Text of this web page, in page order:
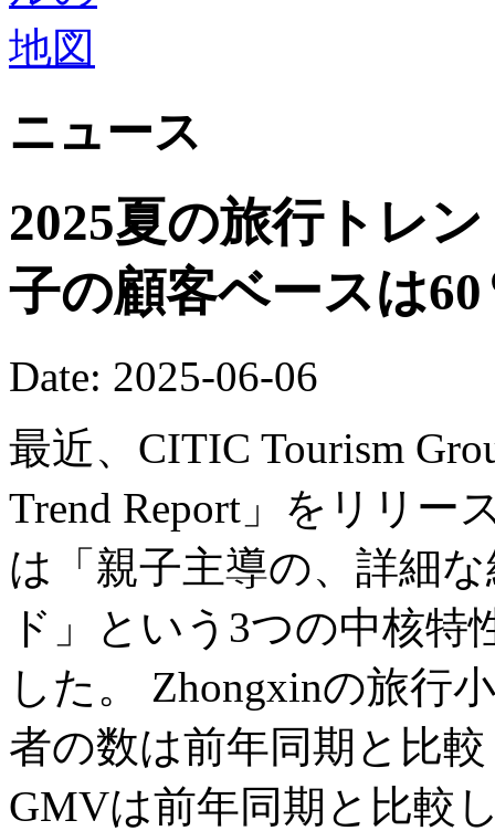
ニュース
2025夏の旅行トレ
子の顧客ベースは
Date: 2025-06-06
最近、CITIC Tourism
Trend Report」をリリー
は「親子主導の、詳細
ド」という3つの中核
した。 Zhongxinの旅行
者の数は前年同期と比
GMVは前年同期と比較